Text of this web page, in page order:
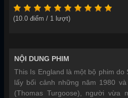
(10.0 điểm / 1 lượt)
NỘI DUNG PHIM
This Is England là một bộ phim do
lấy bối cảnh những năm 1980
(Thomas Turgoose), người vừa